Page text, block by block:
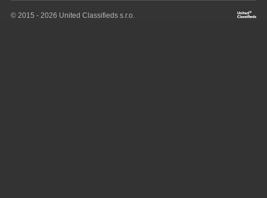
© 2015 - 2026 United Classifieds s.r.o.